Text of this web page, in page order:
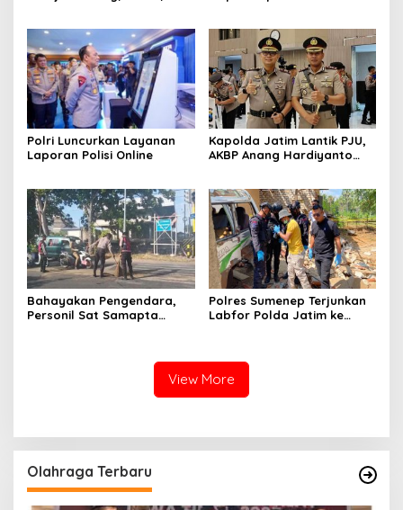
Polri Luncurkan Layanan
Laporan Polisi Online
Kapolda Jatim Lantik PJU,
AKBP Anang Hardiyanto
Bahayakan Pengendara,
Personil Sat Samapta
Polres Sumenep Terjunkan
Labfor Polda Jatim ke
View More
Olahraga Terbaru